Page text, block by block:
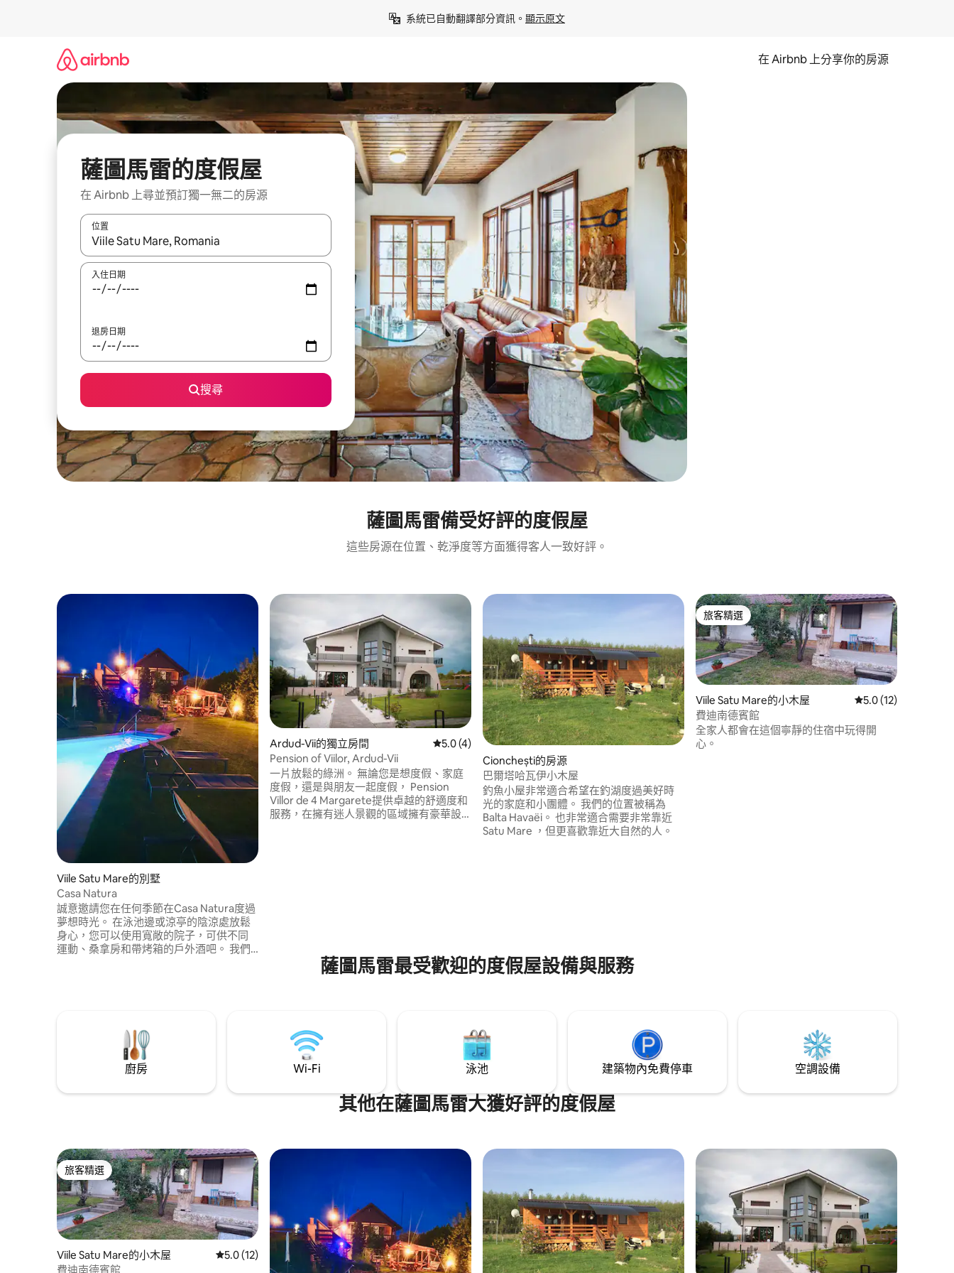
系統已自動翻譯部分資訊。 顯示原文
在 Airbnb 上分享你的房源
薩圖馬雷的度假屋
在 Airbnb 上尋並預訂獨一無二的房源
位置
如有搜尋結果，瀏覽內容時請使用上下箭頭，或輕點、滑動裝置。
入住日期
退房日期
搜尋
薩圖馬雷備受好評的度假屋
這些房源在位置、乾淨度等方面獲得客人一致好評。
Viile Satu Mare的別墅
Casa Natura
誠意邀請您在任何季節在Casa Natura度過
夢想時光。 在泳池邊或涼亭的陰涼處放鬆
身心，您可以使用寬敞的院子，可供不同
運動、桑拿房和帶烤箱的戶外酒吧。 我們
Ardud-Vii的獨立房間 從 4 則評價中獲得 5.0 的平均評分（滿分 5 分）
5.0 (4)
Pension of Viilor, Ardud-Vii
一片放鬆的綠洲。 無論您是想度假、家庭
度假，還是與朋友一起度假， Pension
Villor de 4 Margarete提供卓越的舒適度和
服務，在擁有迷人景觀的區域擁有豪華設
Cionchești的房源
巴爾塔哈瓦伊小木屋
釣魚小屋非常適合希望在釣湖度過美好時
光的家庭和小團體。 我們的位置被稱為
Balta Havaëi。 也非常適合需要非常靠近
Satu Mare ，但更喜歡靠近大自然的人。
旅客精選
旅客精選
Viile Satu Mare的小木屋 從 12 則評價中獲得
5.0 (12)
費迪南德賓館
全家人都會在這個寧靜的住宿中玩得開
心。
薩圖馬雷最受歡迎的度假屋設備與服務
廚房 Wi-Fi 泳池 建築物內免費停車 空調設備
其他在薩圖馬雷大獲好評的度假屋
旅客精選
旅客精選
Viile Satu Mare的小木屋 從 12 則評價中獲得 5.0 的平均評分（滿分 5 分）
5.0 (12)
費迪南德賓館